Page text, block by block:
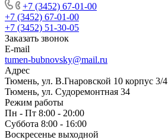
+7 (3452) 67-01-00
+7 (3452) 67-01-00
+7 (3452) 51-30-05
Заказать звонок
E-mail
tumen-bubnovsky@mail.ru
Адрес
Тюмень, ул. В.Гнаровской 10 корпус 3/4
Тюмень, ул. Судоремонтная 34
Режим работы
Пн - Пт 8:00 - 20:00
Суббота 8:00 - 16:00
Воскресенье выходной